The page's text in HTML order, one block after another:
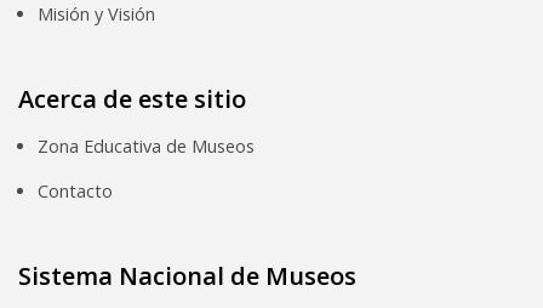
Misión y Visión
Acerca de este sitio
Zona Educativa de Museos
Contacto
Sistema Nacional de Museos